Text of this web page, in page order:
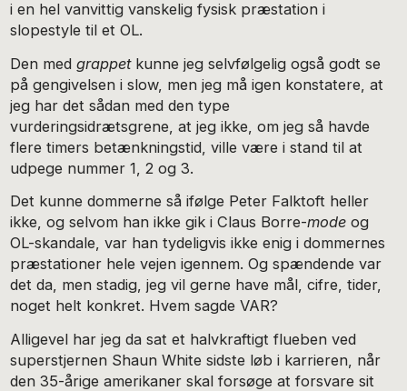
i en hel vanvittig vanskelig fysisk præstation i
slopestyle til et OL.
Den med grappet kunne jeg selvfølgelig også godt se
på gengivelsen i slow, men jeg må igen konstatere, at
jeg har det sådan med den type
vurderingsidrætsgrene, at jeg ikke, om jeg så havde
flere timers betænkningstid, ville være i stand til at
udpege nummer 1, 2 og 3.
Det kunne dommerne så ifølge Peter Falktoft heller
ikke, og selvom han ikke gik i Claus Borre-mode og
OL-skandale, var han tydeligvis ikke enig i dommernes
præstationer hele vejen igennem. Og spændende var
det da, men stadig, jeg vil gerne have mål, cifre, tider,
noget helt konkret. Hvem sagde VAR?
Alligevel har jeg da sat et halvkraftigt flueben ved
superstjernen Shaun White sidste løb i karrieren, når
den 35-årige amerikaner skal forsøge at forsvare sit